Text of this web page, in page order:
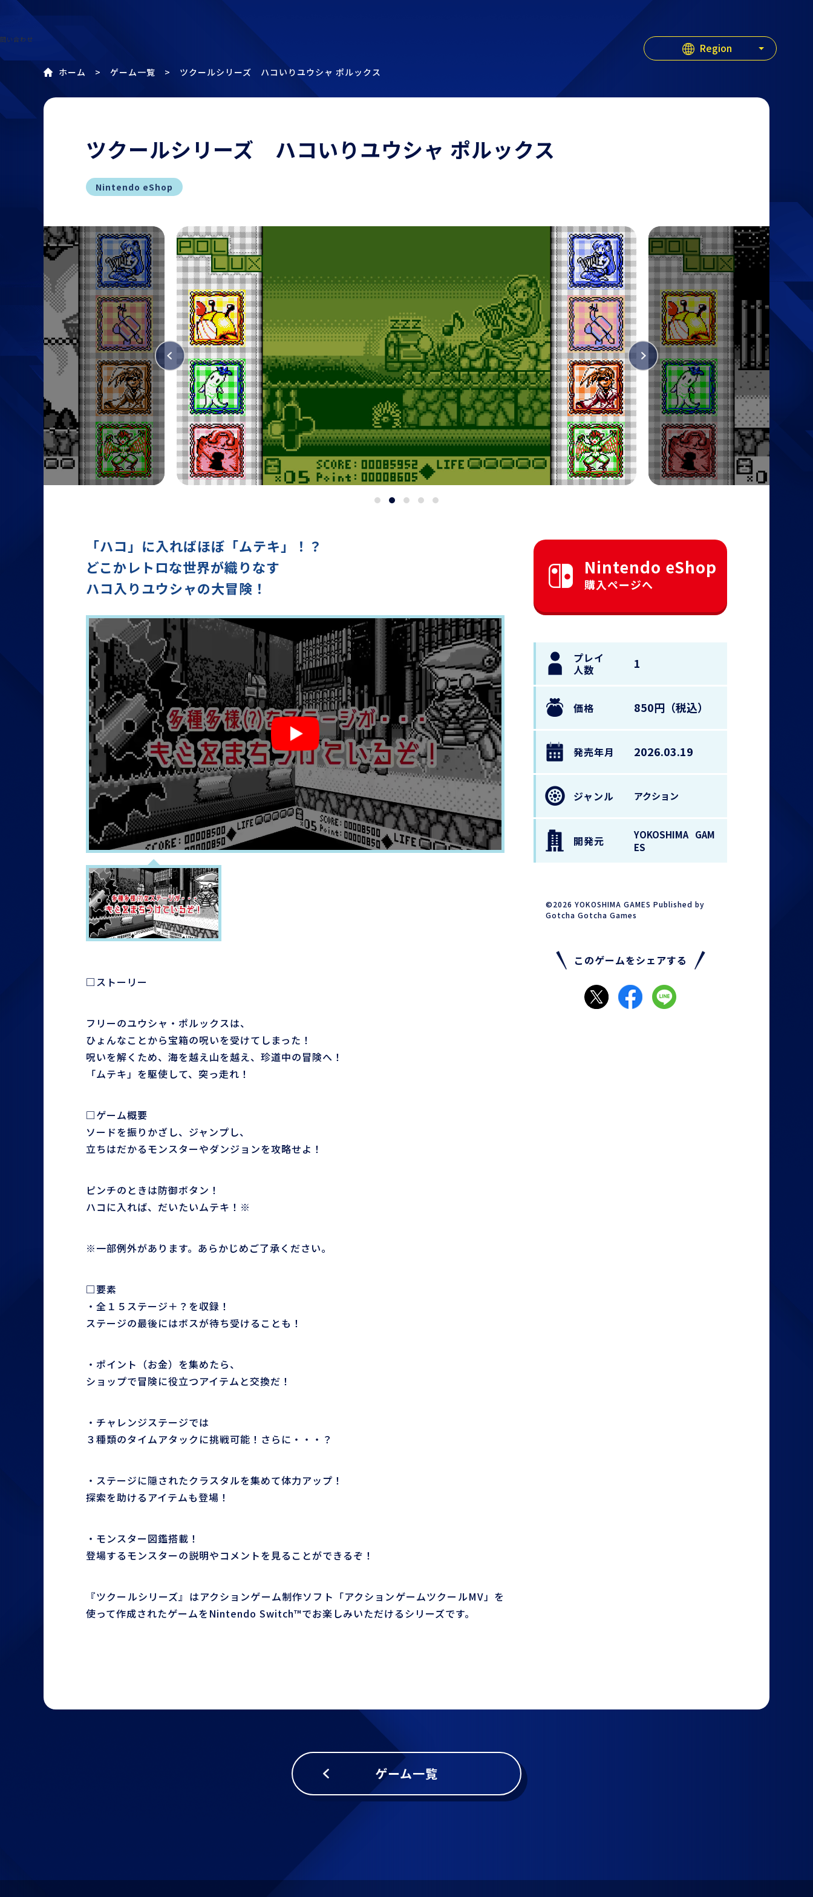
問い合わせ
Region
ホーム ゲーム一覧 ツクールシリーズ ハコいりユウシャ ポルックス
ツクールシリーズ ハコいりユウシャ ポルックス
Nintendo eShop
「ハコ」に入ればほぼ「ムテキ」！？
どこかレトロな世界が織りなす
ハコ入りユウシャの大冒険！
□ストーリー
フリーのユウシャ・ポルックスは、
ひょんなことから宝箱の呪いを受けてしまった！
呪いを解くため、海を越え山を越え、珍道中の冒険へ！
「ムテキ」を駆使して、突っ走れ！
□ゲーム概要
ソードを振りかざし、ジャンプし、
立ちはだかるモンスターやダンジョンを攻略せよ！
ピンチのときは防御ボタン！
ハコに入れば、だいたいムテキ！※
※一部例外があります。あらかじめご了承ください。
□要素
・全１５ステージ＋？を収録！
ステージの最後にはボスが待ち受けることも！
・ポイント（お金）を集めたら、
ショップで冒険に役立つアイテムと交換だ！
・チャレンジステージでは
３種類のタイムアタックに挑戦可能！さらに・・・？
・ステージに隠されたクラスタルを集めて体力アップ！
探索を助けるアイテムも登場！
・モンスター図鑑搭載！
登場するモンスターの説明やコメントを見ることができるぞ！
『ツクールシリーズ』はアクションゲーム制作ソフト「アクションゲームツクールMV」を
使って作成されたゲームをNintendo Switch™でお楽しみいただけるシリーズです。
Nintendo eShop
購入ページへ
プレイ
人数
1
価格 850円（税込）
発売年月 2026.03.19
ジャンル アクション
開発元
YOKOSHIMA GAM
ES
©2026 YOKOSHIMA GAMES Published by
Gotcha Gotcha Games
このゲームをシェアする
ゲーム一覧